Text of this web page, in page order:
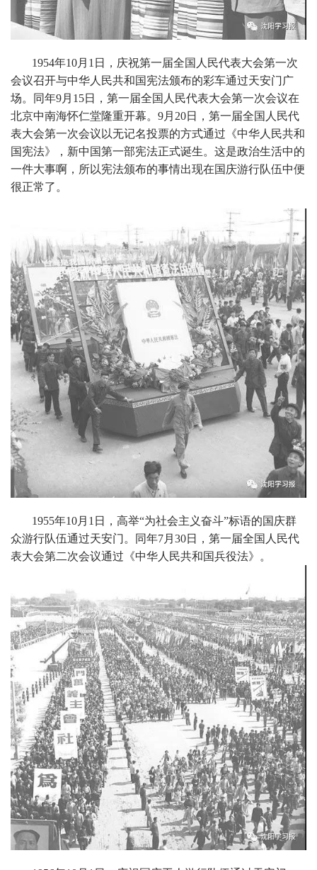
1954年10月1日，庆祝第一届全国人民代表大会第一次
会议召开与中华人民共和国宪法颁布的彩车通过天安门广
场。同年9月15日，第一届全国人民代表大会第一次会议在
北京中南海怀仁堂隆重开幕。9月20日，第一届全国人民代
表大会第一次会议以无记名投票的方式通过《中华人民共和
国宪法》，新中国第一部宪法正式诞生。这是政治生活中的
一件大事啊，所以宪法颁布的事情出现在国庆游行队伍中便
很正常了。
1955年10月1日，高举“为社会主义奋斗”标语的国庆群
众游行队伍通过天安门。同年7月30日，第一届全国人民代
表大会第二次会议通过《中华人民共和国兵役法》。